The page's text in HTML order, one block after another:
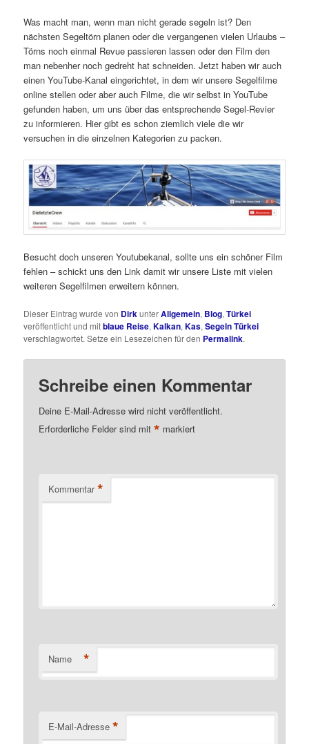
Was macht man, wenn man nicht gerade segeln ist? Den
nächsten Segeltörn planen oder die vergangenen vielen Urlaubs –
Törns noch einmal Revue passieren lassen oder den Film den
man nebenher noch gedreht hat schneiden. Jetzt haben wir auch
einen YouTube-Kanal eingerichtet, in dem wir unsere Segelfilme
online stellen oder aber auch Filme, die wir selbst in YouTube
gefunden haben, um uns über das entsprechende Segel-Revier
zu informieren. Hier gibt es schon ziemlich viele die wir
versuchen in die einzelnen Kategorien zu packen.
Besucht doch unseren Youtubekanal, sollte uns ein schöner Film
fehlen – schickt uns den Link damit wir unsere Liste mit vielen
weiteren Segelfilmen erweitern können.
Dieser Eintrag wurde von DirkunterAllgemein, Blog,Türkei
veröffentlicht und mitblaue Reise,Kalkan,Kas,Segeln Türkei
verschlagwortet. Setze ein Lesezeichen für den Permalink.
Schreibe einen Kommentar
Deine E-Mail-Adresse wird nicht veröffentlicht.
Erforderliche Felder sind mit* markiert
Kommentar *
Name *
E-Mail-Adresse *